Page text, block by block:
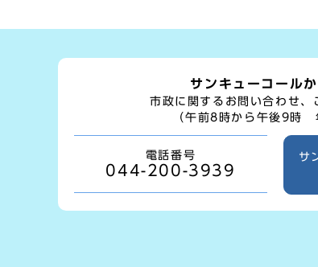
サンキューコール
市政に関するお問い合わせ、
（午前8時から午後9時
電話番号
044-200-3939
サ